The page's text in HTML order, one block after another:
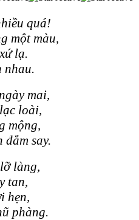
quá!
một màu,
lạ.
nhau.
mai,
loài,
mộng,
đắm say.
làng,
tan,
hẹn,
phàng.